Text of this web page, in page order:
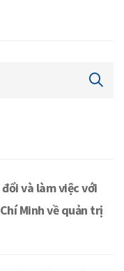
và làm việc với
Minh về quản trị